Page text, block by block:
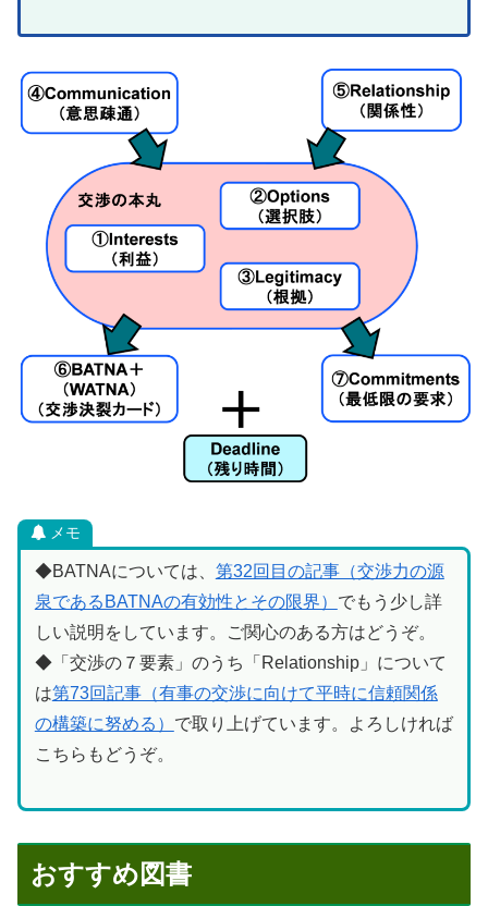
メモ
◆BATNAについては、 第32回目の記事（交渉力の源
泉であるBATNAの有効性とその限界） でもう少し詳
しい説明をしています。ご関心のある方はどうぞ。
◆「交渉の７要素」のうち「Relationship」について
は第73回記事（有事の交渉に向けて平時に信頼関係
の構築に努める） で取り上げています。よろしければ
こちらもどうぞ。
おすすめ図書